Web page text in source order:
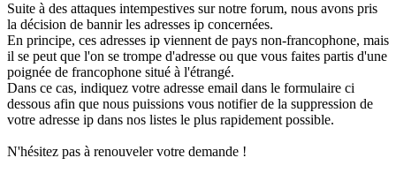
Suite à des attaques intempestives sur notre forum, nous avons pris
la décision de bannir les adresses ip concernées.
En principe, ces adresses ip viennent de pays non-francophone, mais
il se peut que l'on se trompe d'adresse ou que vous faites partis d'une
poignée de francophone situé à l'étrangé.
Dans ce cas, indiquez votre adresse email dans le formulaire ci
dessous afin que nous puissions vous notifier de la suppression de
votre adresse ip dans nos listes le plus rapidement possible.
N'hésitez pas à renouveler votre demande !